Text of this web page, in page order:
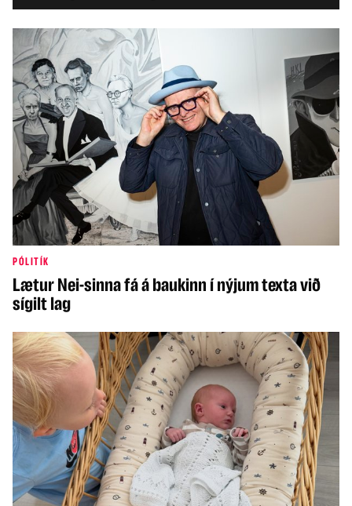
PÓLITÍK
Lætur Nei-sinna fá á baukinn í nýjum texta við
sígilt lag